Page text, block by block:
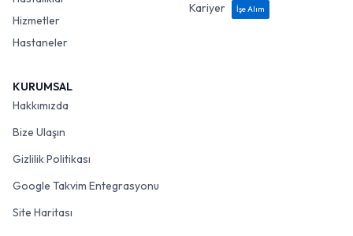
Hizmetler
Hastaneler
Kariyer
İşe Alım
KURUMSAL
Hakkımızda
Bize Ulaşın
Gizlilik Politikası
Google Takvim Entegrasyonu
Site Haritası